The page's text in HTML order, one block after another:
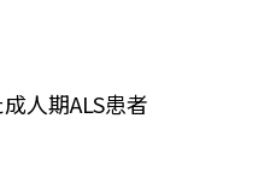
人期ALS患者